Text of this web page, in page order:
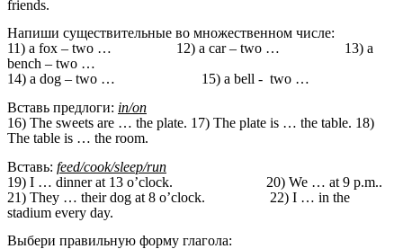
friends.
Напиши существительные во множественном числе:
11) a fox – two … 12) a car – two … 13) a
bench – two …
14) a dog – two … 15) a bell - two …
Вставь предлоги: in/on
16) The sweets are … the plate. 17) The plate is … the table. 18)
The table is … the room.
Вставь: feed/cook/sleep/run
19) I … dinner at 13 o’clock. 20) We … at 9 p.m..
21) They … their dog at 8 o’clock. 22) I … in the
stadium every day.
Выбери правильную форму глагола: